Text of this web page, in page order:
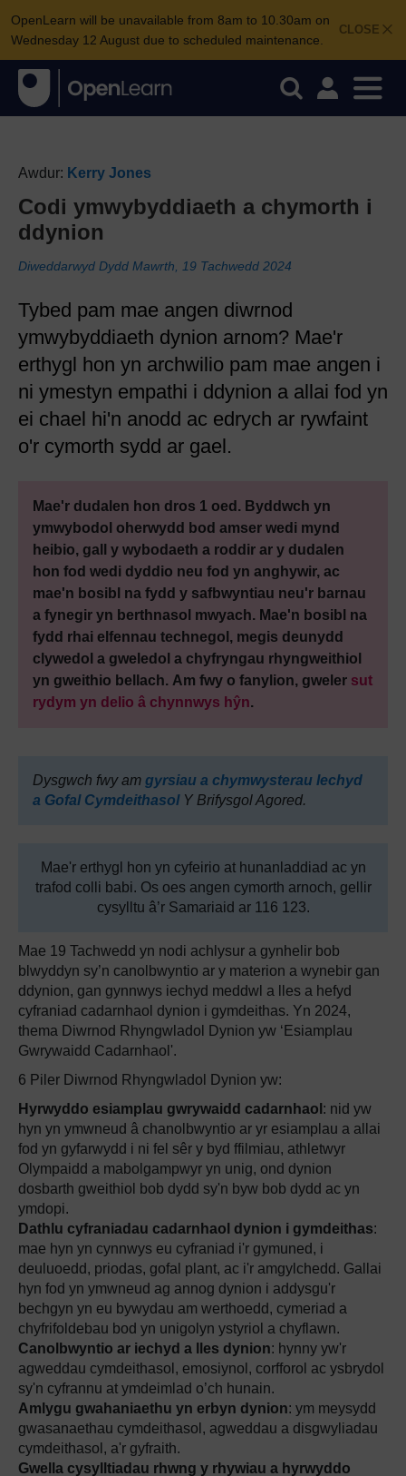
CLOSE
OpenLearn will be unavailable from 8am to 10.30am on
Wednesday 12 August due to scheduled maintenance.
Awdur: Kerry Jones
Codi ymwybyddiaeth a chymorth i
ddynion
Diweddarwyd Dydd Mawrth, 19 Tachwedd 2024
Tybed pam mae angen diwrnod
ymwybyddiaeth dynion arnom? Mae'r
erthygl hon yn archwilio pam mae angen i
ni ymestyn empathi i ddynion a allai fod yn
ei chael hi'n anodd ac edrych ar rywfaint
o'r cymorth sydd ar gael.
Mae'r dudalen hon dros 1 oed. Byddwch yn
ymwybodol oherwydd bod amser wedi mynd
heibio, gall y wybodaeth a roddir ar y dudalen
hon fod wedi dyddio neu fod yn anghywir, ac
mae'n bosibl na fydd y safbwyntiau neu'r barnau
a fynegir yn berthnasol mwyach. Mae'n bosibl na
fydd rhai elfennau technegol, megis deunydd
clywedol a gweledol a chyfryngau rhyngweithiol
yn gweithio bellach. Am fwy o fanylion, gweler sut
rydym yn delio â chynnwys hŷn.
Dysgwch fwy am gyrsiau a chymwysterau Iechyd
a Gofal Cymdeithasol Y Brifysgol Agored.
Mae'r erthygl hon yn cyfeirio at hunanladdiad ac yn
trafod colli babi. Os oes angen cymorth arnoch, gellir
cysylltu â’r Samariaid ar 116 123.
Mae 19 Tachwedd yn nodi achlysur a gynhelir bob
blwyddyn sy’n canolbwyntio ar y materion a wynebir gan
ddynion, gan gynnwys iechyd meddwl a lles a hefyd
cyfraniad cadarnhaol dynion i gymdeithas. Yn 2024,
thema Diwrnod Rhyngwladol Dynion yw ‘Esiamplau
Gwrywaidd Cadarnhaol'.
6 Piler Diwrnod Rhyngwladol Dynion yw:
Hyrwyddo esiamplau gwrywaidd cadarnhaol : nid yw
hyn yn ymwneud â chanolbwyntio ar yr esiamplau a allai
fod yn gyfarwydd i ni fel sêr y byd ffilmiau, athletwyr
Olympaidd a mabolgampwyr yn unig, ond dynion
dosbarth gweithiol bob dydd sy'n byw bob dydd ac yn
ymdopi.
Dathlu cyfraniadau cadarnhaol dynion i gymdeithas:
mae hyn yn cynnwys eu cyfraniad i'r gymuned, i
deuluoedd, priodas, gofal plant, ac i'r amgylchedd. Gallai
hyn fod yn ymwneud ag annog dynion i addysgu'r
bechgyn yn eu bywydau am werthoedd, cymeriad a
chyfrifoldebau bod yn unigolyn ystyriol a chyflawn.
Canolbwyntio ar iechyd a lles dynion: hynny yw'r
agweddau cymdeithasol, emosiynol, corfforol ac ysbrydol
sy'n cyfrannu at ymdeimlad o’ch hunain.
Amlygu gwahaniaethu yn erbyn dynion: ym meysydd
gwasanaethau cymdeithasol, agweddau a disgwyliadau
cymdeithasol, a'r gyfraith.
Gwella cysylltiadau rhwng y rhywiau a hyrwyddo